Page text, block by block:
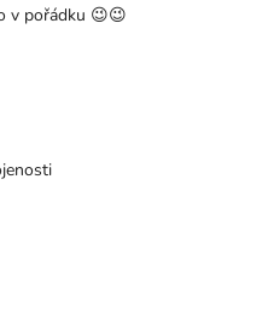
v pořádku 😉😉